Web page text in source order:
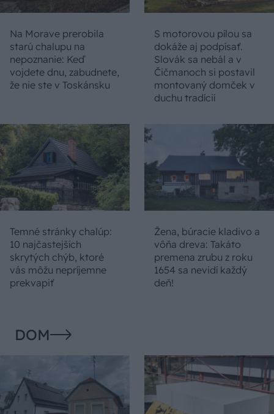
Na Morave prerobila
starú chalupu na
nepoznanie: Keď
vojdete dnu, zabudnete,
že nie ste v Toskánsku
S motorovou pílou sa
dokáže aj podpísať.
Slovák sa nebál a v
Čičmanoch si postavil
montovaný domček v
duchu tradícií
Temné stránky chalúp:
10 najčastejších
skrytých chýb, ktoré
vás môžu nepríjemne
prekvapiť
Žena, búracie kladivo a
vôňa dreva: Takáto
premena zrubu z roku
1654 sa nevidí každý
deň!
DOM